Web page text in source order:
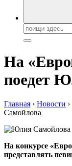
Поиск:
На
поедет
Главная › Новости ›
Самойлова
На конкурсе
представлять